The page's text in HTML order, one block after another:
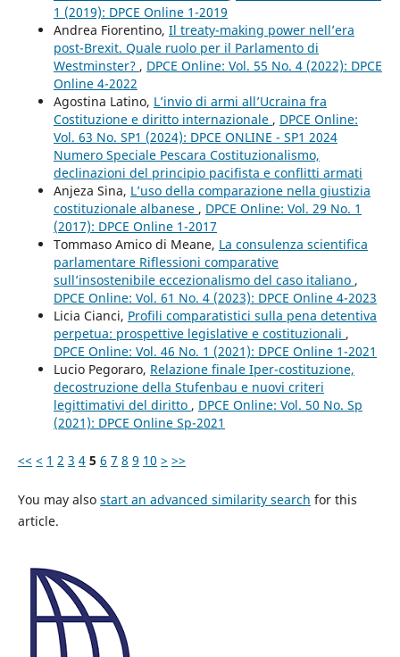
1 (2019): DPCE Online 1-2019
Andrea Fiorentino, Il treaty-making power nell’era
post-Brexit. Quale ruolo per il Parlamento di
Westminster? , DPCE Online: Vol. 55 No. 4 (2022): DPCE
Online 4-2022
Agostina Latino, L’invio di armi all’Ucraina fra
Costituzione e diritto internazionale , DPCE Online:
Vol. 63 No. SP1 (2024): DPCE ONLINE - SP1 2024
Numero Speciale Pescara Costituzionalismo,
declinazioni del principio pacifista e conflitti armati
Anjeza Sina, L’uso della comparazione nella giustizia
costituzionale albanese , DPCE Online: Vol. 29 No. 1
(2017): DPCE Online 1-2017
Tommaso Amico di Meane, La consulenza scientifica
parlamentare Riflessioni comparative
sull’insostenibile eccezionalismo del caso italiano ,
DPCE Online: Vol. 61 No. 4 (2023): DPCE Online 4-2023
Licia Cianci, Profili comparatistici sulla pena detentiva
perpetua: prospettive legislative e costituzionali ,
DPCE Online: Vol. 46 No. 1 (2021): DPCE Online 1-2021
Lucio Pegoraro, Relazione finale Iper-costituzione,
decostruzione della Stufenbau e nuovi criteri
legittimativi del diritto , DPCE Online: Vol. 50 No. Sp
(2021): DPCE Online Sp-2021
<< < 1 2 3 4 5 6 7 8 9 10 > >>
You may also start an advanced similarity search for this
article.